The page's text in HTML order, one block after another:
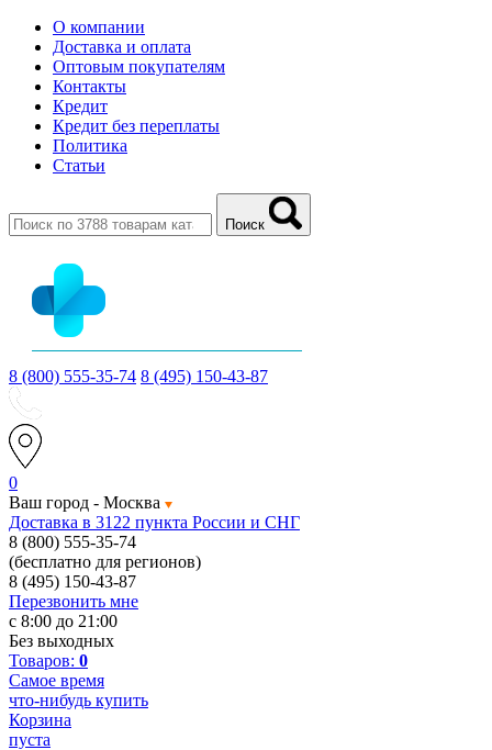
О компании
Доставка и оплата
Оптовым покупателям
Контакты
Кредит
Кредит без переплаты
Политика
Статьи
Поиск
8 (800) 555-35-74 8 (495) 150-43-87
0
Ваш город - Москва
Доставка в 3122 пункта России и СНГ
8 (800) 555-35-74
(бесплатно для регионов)
8 (495) 150-43-87
Перезвонить мне
с 8:00 до 21:00
Без выходных
Товаров: 0
Самое время
что-нибудь купить
Корзина
пуста